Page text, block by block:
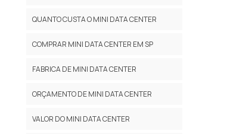
QUANTO CUSTA O MINI DATA CENTER
COMPRAR MINI DATA CENTER EM SP
FABRICA DE MINI DATA CENTER
ORÇAMENTO DE MINI DATA CENTER
VALOR DO MINI DATA CENTER